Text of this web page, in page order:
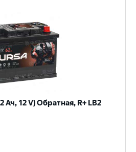
Ач, 12 V) Обратная, R+ LB2